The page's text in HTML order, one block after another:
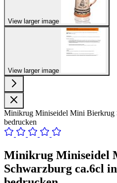
View larger image
View larger image
Minikrug Miniseidel Mini Bierkrug
bedrucken
Minikrug Miniseidel
Schwarzburg ca.6cl